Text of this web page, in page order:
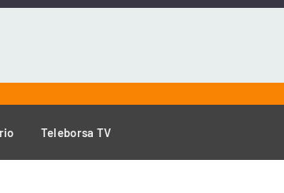
Teleborsa TV